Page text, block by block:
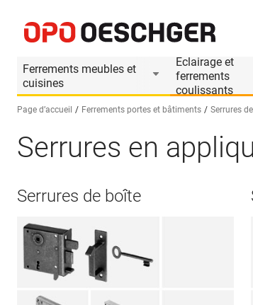
Ferrements meubles et
cuisines
Eclairage et
ferrements
coulissants
Sélectionnez une langue (FR)
Page d’accueil Ferrements portes et bâtiments Serrures
Serrures en
Serrures de boîte